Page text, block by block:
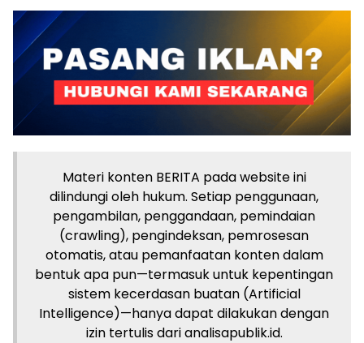
Materi konten BERITA pada website ini
dilindungi oleh hukum. Setiap penggunaan,
pengambilan, penggandaan, pemindaian
(crawling), pengindeksan, pemrosesan
otomatis, atau pemanfaatan konten dalam
bentuk apa pun—termasuk untuk kepentingan
sistem kecerdasan buatan (Artificial
Intelligence)—hanya dapat dilakukan dengan
izin tertulis dari analisapublik.id.